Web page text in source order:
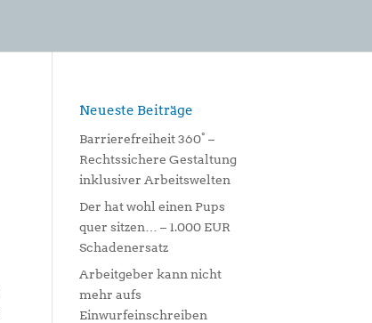
Neueste Beiträge
Barrierefreiheit 360° –
Rechtssichere Gestaltung
inklusiver Arbeitswelten
Der hat wohl einen Pups
quer sitzen… – 1.000 EUR
Schadenersatz
Arbeitgeber kann nicht
mehr aufs
Einwurfeinschreiben